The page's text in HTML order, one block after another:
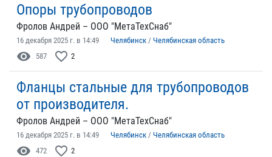
Опоры трубопроводов
Фролов Андрей – ООО "МетаТехСнаб"
16 декабря 2025 г. в 14:49 Челябинск / Челябинская область
visibility 587 favorite_border 2
Фланцы стальные для трубопроводов
от производителя.
Фролов Андрей – ООО "МетаТехСнаб"
16 декабря 2025 г. в 14:49 Челябинск / Челябинская область
visibility 472 favorite_border 2